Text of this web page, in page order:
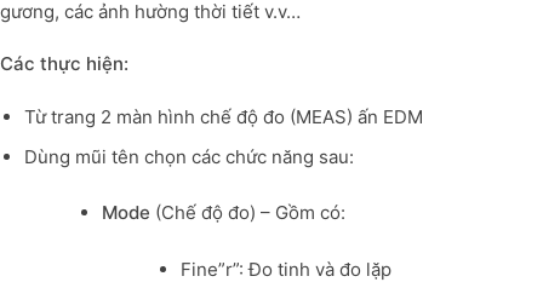
gương, các ảnh hường thời tiết v.v…
Các thực hiện:
Từ trang 2 màn hình chế độ đo (MEAS) ấn EDM
Dùng mũi tên chọn các chức năng sau:
Mode (Chế độ đo) – Gồm có:
Fine”r”: Đo tinh và đo lặp